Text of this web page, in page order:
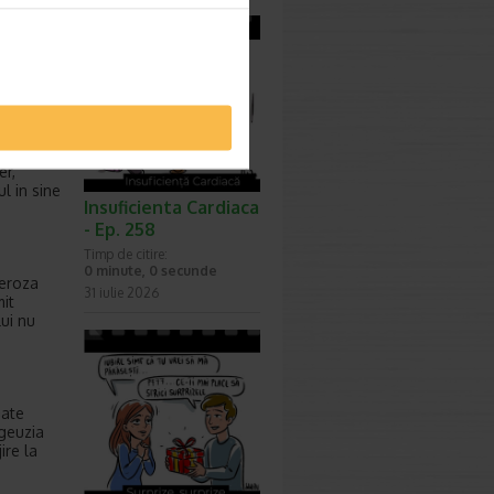
atunci
in sine
nu
la
Insuficienta Cardiaca
- Ep. 258
Timp de citire:
0 minute, 0 secunde
31 iulie 2026